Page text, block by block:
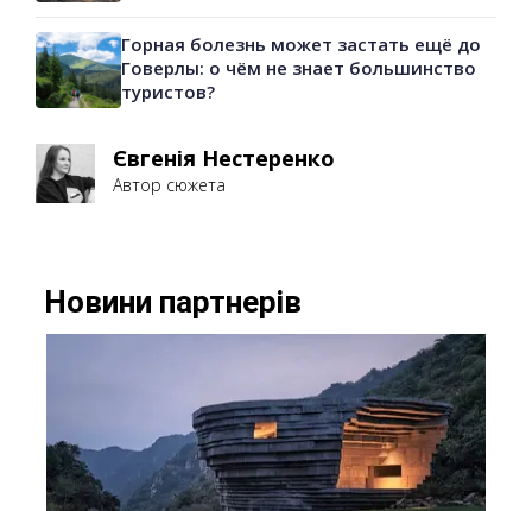
Горная болезнь может застать ещё до
Говерлы: о чём не знает большинство
туристов?
Євгенія Нестеренко
Автор сюжета